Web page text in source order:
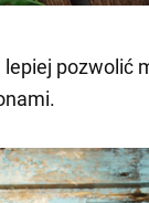
pozwolić